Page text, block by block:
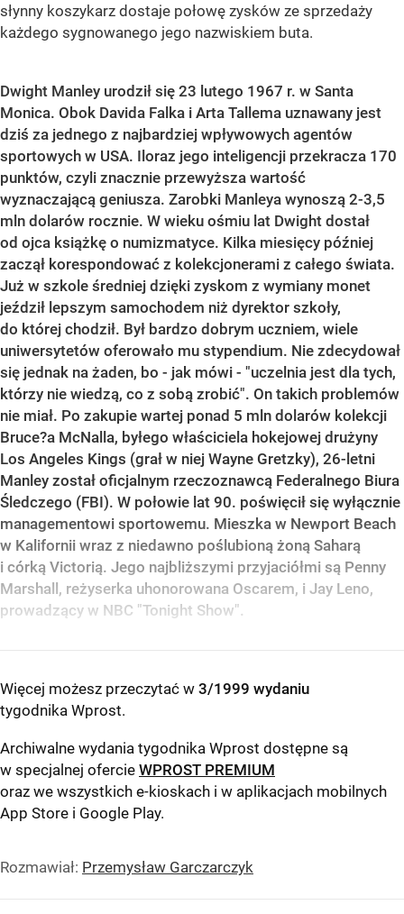
słynny koszykarz dostaje połowę zysków ze sprzedaży
każdego sygnowanego jego nazwiskiem buta.
Dwight Manley urodził się 23 lutego 1967 r. w Santa
Monica. Obok Davida Falka i Arta Tallema uznawany jest
dziś za jednego z najbardziej wpływowych agentów
sportowych w USA. Iloraz jego inteligencji przekracza 170
punktów, czyli znacznie przewyższa wartość
wyznaczającą geniusza. Zarobki Manleya wynoszą 2-3,5
mln dolarów rocznie. W wieku ośmiu lat Dwight dostał
od ojca książkę o numizmatyce. Kilka miesięcy później
zaczął korespondować z kolekcjonerami z całego świata.
Już w szkole średniej dzięki zyskom z wymiany monet
jeździł lepszym samochodem niż dyrektor szkoły,
do której chodził. Był bardzo dobrym uczniem, wiele
uniwersytetów oferowało mu stypendium. Nie zdecydował
się jednak na żaden, bo - jak mówi - "uczelnia jest dla tych,
którzy nie wiedzą, co z sobą zrobić". On takich problemów
nie miał. Po zakupie wartej ponad 5 mln dolarów kolekcji
Bruce?a McNalla, byłego właściciela hokejowej drużyny
Los Angeles Kings (grał w niej Wayne Gretzky), 26-letni
Manley został oficjalnym rzeczoznawcą Federalnego Biura
Śledczego (FBI). W połowie lat 90. poświęcił się wyłącznie
managementowi sportowemu. Mieszka w Newport Beach
w Kalifornii wraz z niedawno poślubioną żoną Saharą
i córką Victorią. Jego najbliższymi przyjaciółmi są Penny
Marshall, reżyserka uhonorowana Oscarem, i Jay Leno,
prowadzący w NBC "Tonight Show".
Więcej możesz przeczytać w 3/1999 wydaniu
tygodnika Wprost.
Archiwalne wydania tygodnika Wprost dostępne są
w specjalnej ofercie WPROST PREMIUM
oraz we wszystkich e-kioskach i w aplikacjach mobilnych
App Store i Google Play.
Rozmawiał: Przemysław Garczarczyk